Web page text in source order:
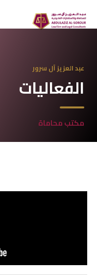
الفعليات
عبد العزيز آل سرور
الفعاليات
مكتب محاماة